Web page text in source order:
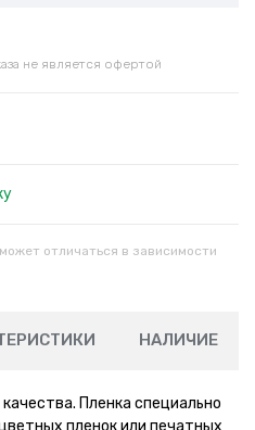
не является офертой
отличаться в зависимости
НАЛИЧИЕ
Пленка специально
пленок или печатных